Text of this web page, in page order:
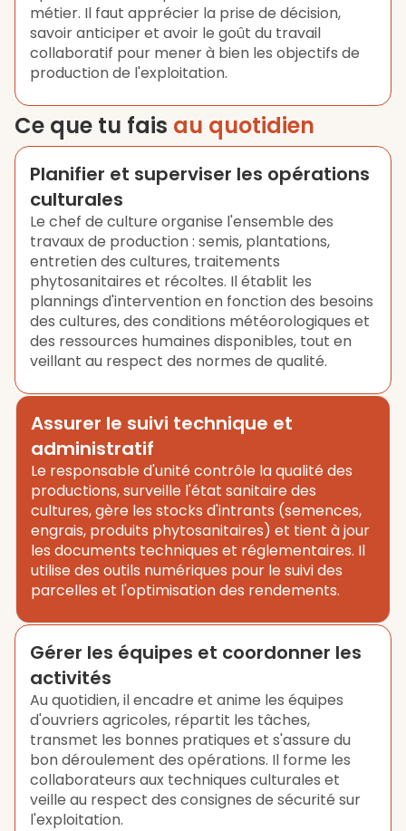
métier. Il faut apprécier la prise de décision,
savoir anticiper et avoir le goût du travail
collaboratif pour mener à bien les objectifs de
production de l'exploitation.
Ce que tu fais au quotidien
Planifier et superviser les opérations
culturales
Le chef de culture organise l'ensemble des
travaux de production : semis, plantations,
entretien des cultures, traitements
phytosanitaires et récoltes. Il établit les
plannings d'intervention en fonction des besoins
des cultures, des conditions météorologiques et
des ressources humaines disponibles, tout en
veillant au respect des normes de qualité.
Assurer le suivi technique et
administratif
Le responsable d'unité contrôle la qualité des
productions, surveille l'état sanitaire des
cultures, gère les stocks d'intrants (semences,
engrais, produits phytosanitaires) et tient à jour
les documents techniques et réglementaires. Il
utilise des outils numériques pour le suivi des
parcelles et l'optimisation des rendements.
Gérer les équipes et coordonner les
activités
Au quotidien, il encadre et anime les équipes
d'ouvriers agricoles, répartit les tâches,
transmet les bonnes pratiques et s'assure du
bon déroulement des opérations. Il forme les
collaborateurs aux techniques culturales et
veille au respect des consignes de sécurité sur
l'exploitation.